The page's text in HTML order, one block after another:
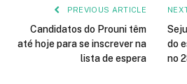
PREVIOUS ARTICLE
Candidatos do Prouni têm
até hoje para se inscrever na
lista de espera
do
no